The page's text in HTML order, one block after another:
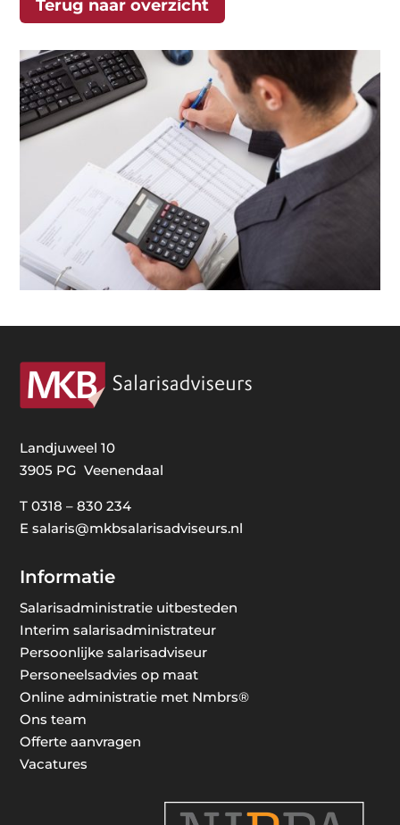
Terug naar overzicht
Landjuweel 10
3905 PG Veenendaal
T0318 – 830 234
Esalaris@mkbsalarisadviseurs.nl
Informatie
Salarisadministratie uitbesteden
Interim salarisadministrateur
Persoonlijke salarisadviseur
Personeelsadvies op maat
Online administratie met Nmbrs®
Ons team
Offerte aanvragen
Vacatures